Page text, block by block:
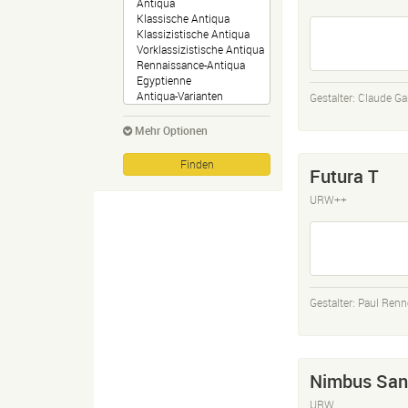
Mehr Optionen
Gestalter: Claude
Futura T
URW++
Gestalter: Paul
Nimbus
URW